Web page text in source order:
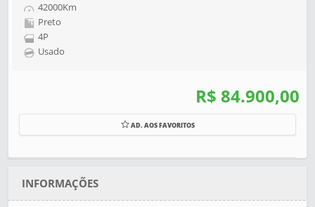
42000Km
Preto
4P
Usado
R$ 84.900,00
AD. AOS FAVORITOS
INFORMAÇÕES